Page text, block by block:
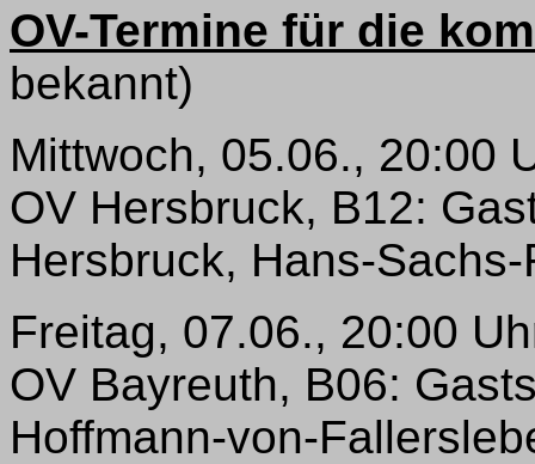
OV-Termine für die
bekannt)
Mittwoch, 05.06., 20:00
OV Hersbruck, B12:
Hersbruck, Hans-Sachs-
Freitag, 07.06., 20:00
OV Bayreuth, B06:
Hoffmann-von-